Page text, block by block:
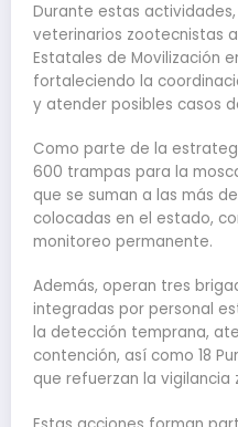
Durante estas
veterinarios zootecnistas
Estatales de Movilización
fortaleciendo la
y atender posibles casos
Como parte de la
600 trampas para la
que se suman a las más
colocadas en el estado,
monitoreo permanente.
Además, operan tres
integradas por personal
la detección temprana,
contención, así como 18
que refuerzan la vigilancia